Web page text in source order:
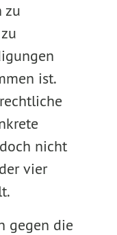
zu
ist.
nicht
vier
gegen die